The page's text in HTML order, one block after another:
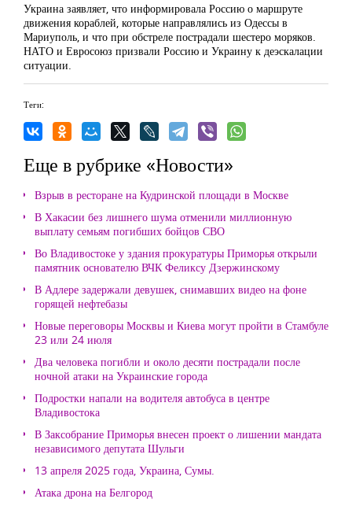
Украина заявляет, что информировала Россию о маршруте
движения кораблей, которые направлялись из Одессы в
Мариуполь, и что при обстреле пострадали шестеро моряков.
НАТО и Евросоюз призвали Россию и Украину к деэскалации
ситуации.
Теги:
Еще в рубрике «Новости»
Взрыв в ресторане на Кудринской площади в Москве
В Хакасии без лишнего шума отменили миллионную
выплату семьям погибших бойцов СВО
Во Владивостоке у здания прокуратуры Приморья открыли
памятник основателю ВЧК Феликсу Дзержинскому
В Адлере задержали девушек, снимавших видео на фоне
горящей нефтебазы
Новые переговоры Москвы и Киева могут пройти в Стамбуле
23 или 24 июля
Два человека погибли и около десяти пострадали после
ночной атаки на Украинские города
Подростки напали на водителя автобуса в центре
Владивостока
В Заксобрание Приморья внесен проект о лишении мандата
независимого депутата Шульги
13 апреля 2025 года, Украина, Сумы.
Атака дрона на Белгород